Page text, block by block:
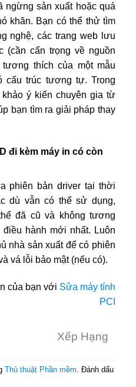
sản xuất hoặc quá
khăn. Bạn có thể thử tìm
nghệ, các trang web lưu
(cần cẩn trọng về nguồn
thích của một mẫu
cấu trúc tương tự. Trong
ý kiến chuyên gia từ
bạn tìm ra giải pháp thay
đi kèm máy in có còn
phiên bản driver tại thời
dù vẫn có thể sử dụng,
đã cũ và không tương
hành mới nhất. Luôn
nhà sản xuất để có phiên
vá lỗi bảo mật (nếu có).
của bạn với Sửa máy tính
PCI
Xếp Hạng
Thủ thuật Phần mềm. Đánh dấu